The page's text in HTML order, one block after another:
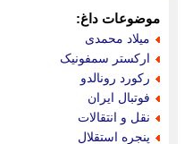
موضوعات داغ:
میلاد محمدی
ارکستر سمفونیک
رکورد رونالدو
فوتبال ایران
نقل و انتقالات
پنجره استقلال